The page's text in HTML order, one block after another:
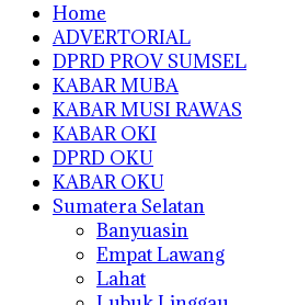
Home
ADVERTORIAL
DPRD PROV SUMSEL
KABAR MUBA
KABAR MUSI RAWAS
KABAR OKI
DPRD OKU
KABAR OKU
Sumatera Selatan
Banyuasin
Empat Lawang
Lahat